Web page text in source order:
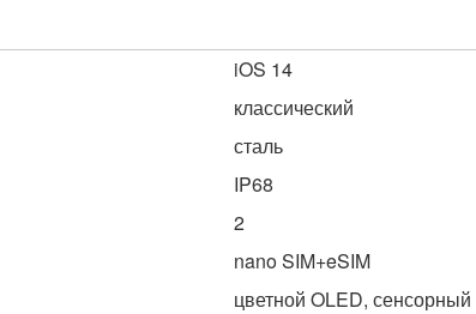
iOS 14
классический
сталь
IP68
2
nano SIM+eSIM
цветной OLED, сенсорный